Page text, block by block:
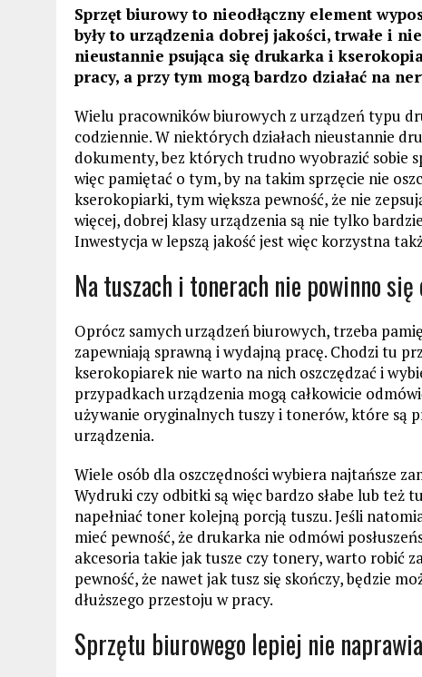
Sprzęt biurowy to nieodłączny element
były to urządzenia dobrej jakości, trwałe i
nieustannie psująca się drukarka i
pracy, a przy tym mogą bardzo działać na
Wielu pracowników biurowych z urządzeń typu
codziennie. W niektórych działach nieustannie
dokumenty, bez których trudno wyobrazić sobie
więc pamiętać o tym, by na takim sprzęcie nie
kserokopiarki, tym większa pewność, że nie
więcej, dobrej klasy urządzenia są nie tylko
Inwestycja w lepszą jakość jest więc korzystna
Na tuszach i tonerach nie powinno się
Oprócz samych urządzeń biurowych, trzeba
zapewniają sprawną i wydajną pracę. Chodzi tu
kserokopiarek nie warto na nich oszczędzać i
przypadkach urządzenia mogą całkowicie
używanie oryginalnych tuszy i tonerów, które są
urządzenia.
Wiele osób dla oszczędności wybiera najtańsze
Wydruki czy odbitki są więc bardzo słabe lub też
napełniać toner kolejną porcją tuszu. Jeśli
mieć pewność, że drukarka nie odmówi
akcesoria takie jak tusze czy tonery, warto robić
pewność, że nawet jak tusz się skończy, będzie
dłuższego przestoju w pracy.
Sprzętu biurowego lepiej nie